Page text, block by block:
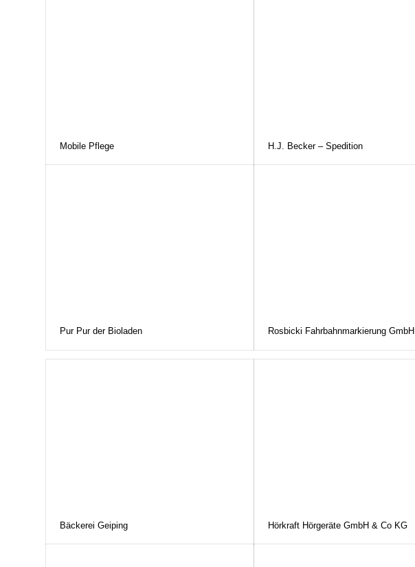
Mobile Pflege H.J. Becker – Spedition
Pur Pur der Bioladen Rosbicki Fahrbahnmarkierung GmbH
Bäckerei Geiping Hörkraft Hörgeräte GmbH & Co KG